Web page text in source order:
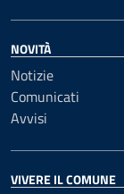
NOVITÀ
Notizie
Comunicati
Avvisi
VIVERE IL COMUNE